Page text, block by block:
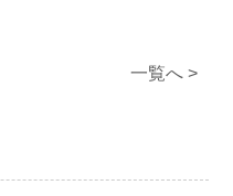
一覧へ >